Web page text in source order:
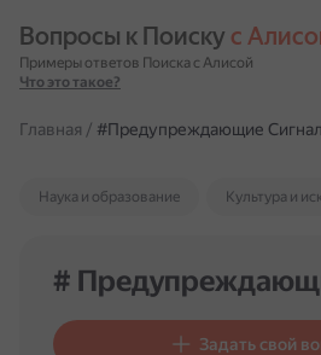
Вопросы к Поиску с
Примеры ответов Поиска с Алисой
Что это такое?
Главная / #Предупреждающие
Наука и образование Культура и
#
Задать свой